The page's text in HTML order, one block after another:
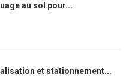
au sol pour...
et stationnement...